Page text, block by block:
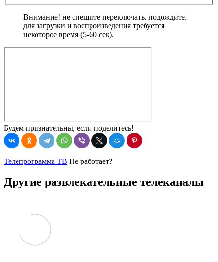
Внимание! не спешите переключать, подождите,
для загрузки и воспроизведения требуется
некоторое время (5-60 сек).
Будем признательны, если поделитесь!
Телепрограмма ТВ Не работает?
Другие развлекательные телеканалы